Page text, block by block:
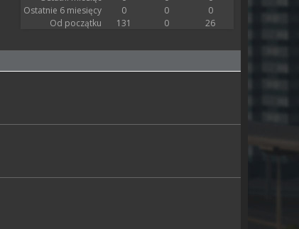
Ostatnie 6 miesięcy
0 0
0
Od początku
131 0 26